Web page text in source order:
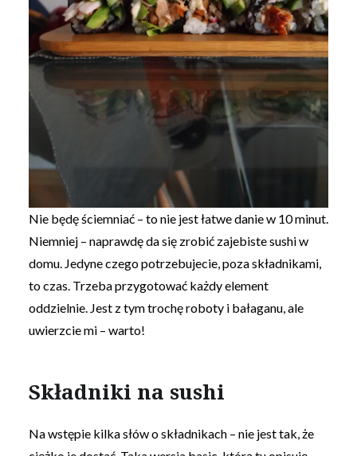
Nie będę ściemniać – to nie jest łatwe danie w 10 minut.
Niemniej – naprawdę da się zrobić zajebiste sushi w
domu. Jedyne czego potrzebujecie, poza składnikami,
to czas. Trzeba przygotować każdy element
oddzielnie. Jest z tym trochę roboty i bałaganu, ale
uwierzcie mi – warto!
Składniki na sushi
Na wstępie kilka słów o składnikach – nie jest tak, że